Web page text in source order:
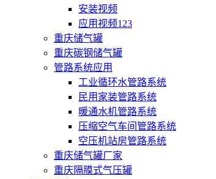
安装视频
应用视频123
重庆储气罐
重庆碳钢储气罐
管路系统应用
工业循环水管路系统
民用家装管路系统
暖通水机管路系统
压缩空气车间管路系统
空压机站房管路系统
重庆储气罐厂家
重庆隔膜式气压罐